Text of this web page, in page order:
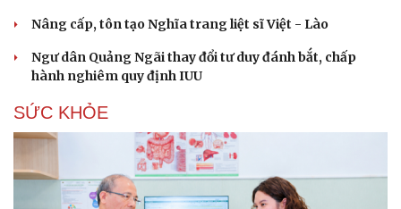
Tư vấn
Săn Tour
Podcast
Câu chuyện thời sự
Đọc truyện đêm khuya
Nâng cấp, tôn tạo Nghĩa trang liệt sĩ Việt - Lào
Ngư dân Quảng Ngãi thay đổi tư duy đánh bắt, chấp
hành nghiêm quy định IUU
SỨC KHỎE